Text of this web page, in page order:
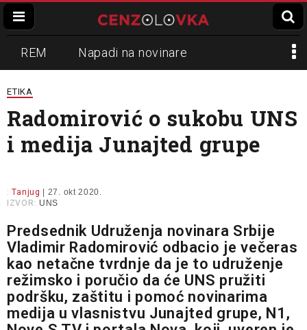
REM Napadi na novinare
Zvučni top
Propaganda Lokalni mediji
Informer Slavko Ćuruvija
ETIKA
Radomirović o sukobu UNS
i medija Junajted grupe
: Tanjug
| 27. okt 2020.
IZVOR: UNS
Predsednik Udruženja novinara Srbije
Vladimir Radomirović odbacio je večeras
kao netačne tvrdnje da je to udruženje
režimsko i poručio da će UNS pružiti
podršku, zaštitu i pomoć novinarima
medija u vlasnistvu Junajted grupe, N1,